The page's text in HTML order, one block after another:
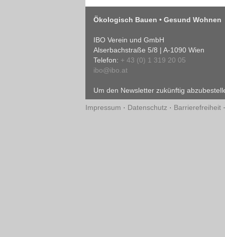
Ökologisch Bauen • Gesund Wohnen
IBO Verein und GmbH
Alserbachstraße 5/8 | A-1090 Wien
Telefon: + 43 (0) 1 319 20 05
ibo@ibo.at
Um den Newsletter zukünftig
Impressum · Datenschutz · Barrierefreiheit